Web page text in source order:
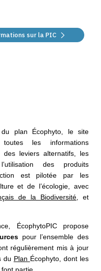
sur la PIC
plan Écophyto, le site
toutes les informations
leviers alternatifs, les
des produits
est pilotée par les
etde l’écologie, avec
de la Biodiversité,
​et
ÉcophytoPICpropose
pour l’ensembledes
régulièrement mis à jour
du Plan Écophyto, dont les